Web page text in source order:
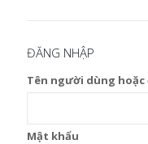
ĐĂNG NHẬP
Tên người dùng hoặc
Mật khẩu